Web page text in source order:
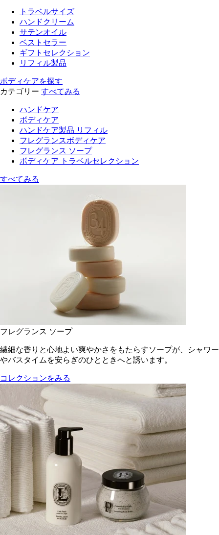
トラベルサイズ
ハンドクリーム
サテンオイル
ベストセラー
ギフトセレクション
リフィル製品
ボディケアを探す
カテゴリー すべてみる
ハンドケア
ボディケア
ハンドケア製品 リフィル
フレグランスボディケア
フレグランス ソープ
ボディケア トラベルセレクション
すべてみる
フレグランス ソープ
繊細な香りと心地よい爽やかさをもたらすソープが、シャワー
やバスタイムを安らぎのひとときへと誘います。
コレクションをみる